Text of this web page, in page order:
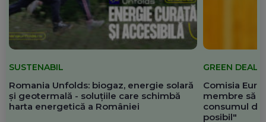
SUSTENABIL
Romania Unfolds: biogaz, energie solară
și geotermală - soluțiile care schimbă
harta energetică a României
GREEN DEAL
Comisia
membre să
consumul de
posibil"